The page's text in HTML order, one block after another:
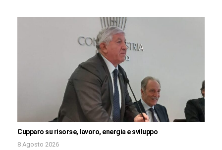
Cupparo su risorse, lavoro, energia e sviluppo
8 Agosto 2026